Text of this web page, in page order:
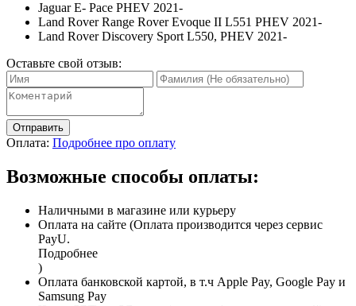
Jaguar E- Pace PHEV 2021-
Land Rover Range Rover Evoque II L551 PHEV 2021-
Land Rover Discovery Sport L550, PHEV 2021-
Оставьте свой отзыв:
Отправить
Оплата: Подробнее про оплату
Возможные способы оплаты:
Наличными в магазине или курьеру
Оплата на сайте (Оплата производится через сервис
PayU.
Подробнее
)
Оплата банковской картой, в т.ч Apple Pay, Google Pay и
Samsung Pay